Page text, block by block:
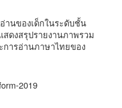
านของเด็กในระดับชั้น
ดงสรุปรายงานภาพรวม
ารอ่านภาษาไทยของ